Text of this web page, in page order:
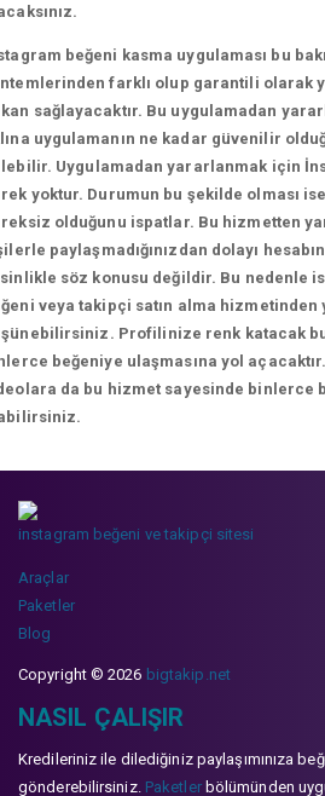
beğeni kasma uygulaması bu
farklı olup garantili olarak
sağlayacaktır. Bu uygulamadan
uygulamanın ne kadar güvenilir
Uygulamadan yararlanmak için
yoktur. Durumun bu şekilde olması
olduğunu ispatlar. Bu hizmetten
paylaşmadığınızdan dolayı
söz konusu değildir. Bu nedenle
veya takipçi satın alma hizmetinden
Profilinize renk katacak
beğeniye ulaşmasına yol
da bu hizmet sayesinde binlerce
instagram beğeni ve takipçi sitesi
Araçlar
Paketler
Blog
Copyright © 2026 bigtakip.net
NASIL ÇALIŞIR
Kredileriniz ile dilediğiniz paylaşımınıza
gönderebilirsiniz. Paketlerbölümünden